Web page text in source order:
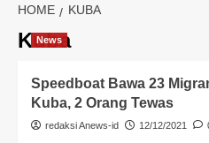
HOME KUBA
Kuba
News
Speedboat Bawa 23
Kuba, 2 Orang Tewas
redaksi Anews-id 12/12/2021